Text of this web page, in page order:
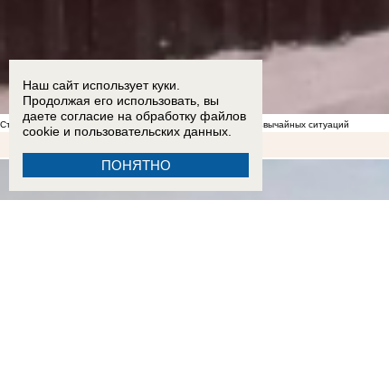
Стал известен список укрытий в Морозовске на случай чрезвычайных ситуаций
Наш сайт использует куки.
Продолжая его использовать, вы
даете согласие на обработку файлов
cookie и пользовательских данных.
ПОНЯТНО